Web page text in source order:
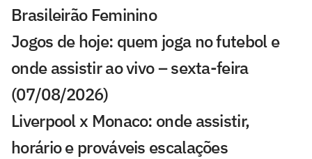
Brasileirão Feminino
Jogos de hoje: quem joga no futebol e
onde assistir ao vivo – sexta-feira
(07/08/2026)
Liverpool x Monaco: onde assistir,
horário e prováveis escalações